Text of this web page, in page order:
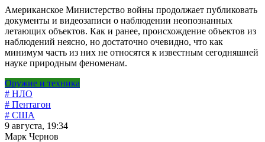
Американское Министерство войны продолжает публиковать
документы и видеозаписи о наблюдении неопознанных
летающих объектов. Как и ранее, происхождение объектов из
наблюдений неясно, но достаточно очевидно, что как
минимум часть из них не относятся к известным сегодняшней
науке природным феноменам.
Оружие и техника
# НЛО
# Пентагон
# США
9 августа, 19:34
Марк Чернов